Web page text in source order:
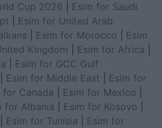
Cup 2026
Esim for Saudi
Esim for United Arab
Esim for Morocco
Esim
Kingdom Esim for Africa
Esim for GCC Gulf
Esim for Middle East
Esim for
for Canada Esim for Mexico
for Albania Esim for Kosovo
Esim for Tunisia
Esim for